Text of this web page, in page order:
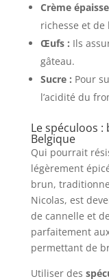
Crème
richesse et de
Œufs : Ils
gâteau.
Sucre : Pour
l’acidité du
Le spéculoos
Belgique
Qui pourrait
légèrement
brun,
Nicolas, est
de cannelle et
parfaitement
permettant de
Utiliser des